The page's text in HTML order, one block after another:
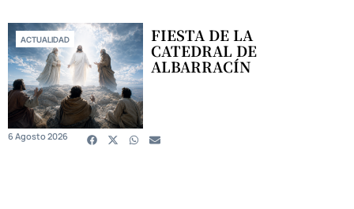
ACTUALIDAD FIESTA DE LA
CATEDRAL DE
ALBARRACÍN
6 Agosto 2026